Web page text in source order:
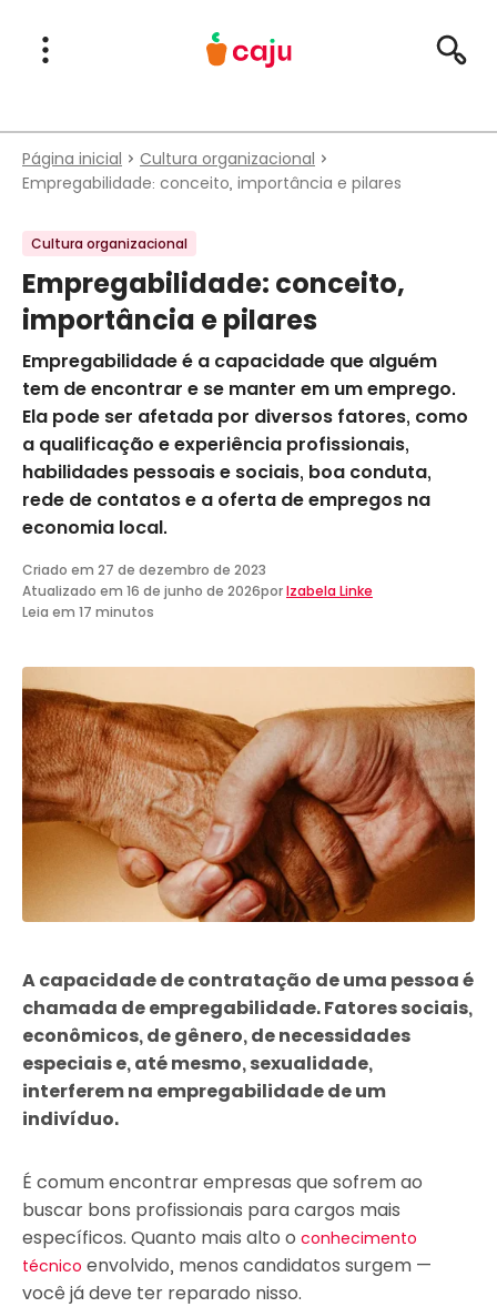
Menu Principal
Abrir Menu
Página inicial
Cultura organizacional
Empregabilidade: conceito, importância e pilares
Cultura organizacional
Empregabilidade: conceito,
importância e pilares
Empregabilidade é a capacidade que alguém
tem de encontrar e se manter em um emprego.
Ela pode ser afetada por diversos fatores, como
a qualificação e experiência profissionais,
habilidades pessoais e sociais, boa conduta,
rede de contatos e a oferta de empregos na
economia local.
Criado em 27 de dezembro de 2023
Atualizado em 16 de junho de 2026porIzabela Linke
Leia em 17 minutos
A capacidade de contratação de uma pessoa é
chamada de empregabilidade. Fatores sociais,
econômicos, de gênero, de necessidades
especiais e, até mesmo, sexualidade,
interferem na empregabilidade de um
indivíduo.
É comum encontrar empresas que sofrem ao
buscar bons profissionais para cargos mais
específicos. Quanto mais alto o conhecimento
técnico envolvido, menos candidatos surgem —
você já deve ter reparado nisso.